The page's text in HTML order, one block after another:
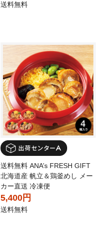
送料無料
送料無料 ANA’s FRESH GIFT
北海道産 帆立＆鶏釜めし メー
カー直送 冷凍便
5,400円
送料無料